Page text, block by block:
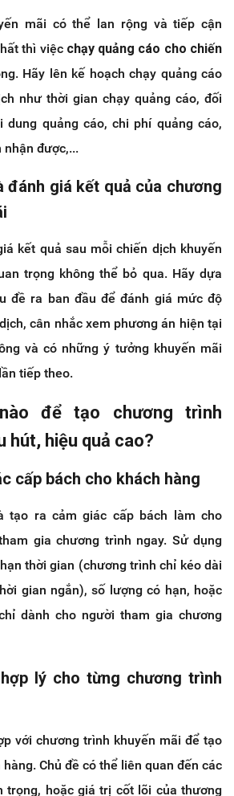
mãi có thể lan rộng và tiếp cận
thì việcchạy quảng cáo cho chiến
Hãy lên kế hoạch chạy quảng cáo
như thời gian chạy quảng cáo, đối
dung quảng cáo, chi phí quảng cáo,
nhận được,...
đánh giá kết quả của chương
kết quả sau mỗi chiến dịch khuyến
trọng không thể bỏ qua. Hãy dựa
đề ra ban đầu để đánh giá mức độ
cân nhắc xem phương án hiện tại
và có những ý tưởng khuyến mãi
tiếp theo.
để tạo chương trình
hút, hiệu quả cao?
cấp bách cho khách hàng
tạo ra cảm giác cấp bách làm cho
gia chương trình ngay. Sử dụng
thời gian (chương trình chỉ kéo dài
gian ngắn), số lượng có hạn, hoặc
dành cho người tham gia chương
lý cho từng chương trình
với chương trình khuyến mãi để tạo
Chủ đề có thể liên quan đến các
trọng, hoặc giá trị cốt lõi của thương